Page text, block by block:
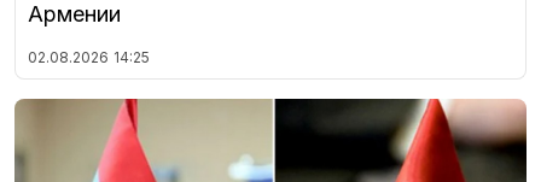
Армении
02.08.2026 14:25